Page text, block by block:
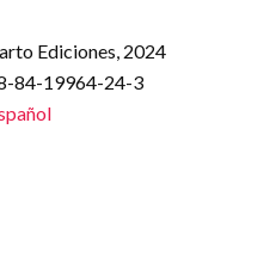
Ediciones, 2024
84-19964-24-3